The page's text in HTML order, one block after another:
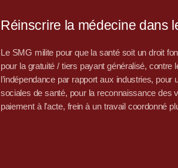
Réinscrire la médecine dans
Le SMG milite pour que la santé soit un droit
pour la gratuité / tiers payant généralisé, contre
l’indépendance par rapport aux industries,
sociales de santé, pour la reconnaissance des
paiement à l’acte, frein à un travail coordonné